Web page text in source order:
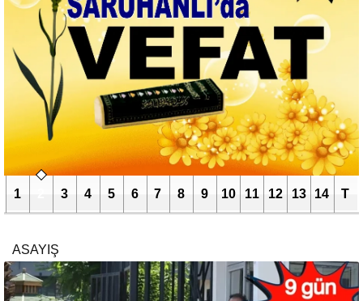
1 3 4 5 6 7 8 9 10 11 12 13 14 T
ASAYIŞ